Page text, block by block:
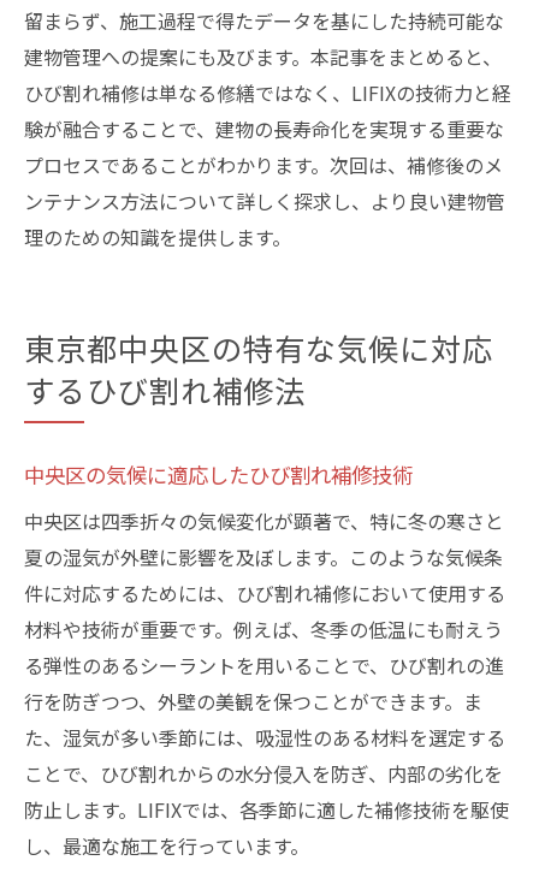
留まらず、施工過程で得たデータを基にした持続可能な
建物管理への提案にも及びます。本記事をまとめると、
ひび割れ補修は単なる修繕ではなく、LIFIXの技術力と経
験が融合することで、建物の長寿命化を実現する重要な
プロセスであることがわかります。次回は、補修後のメ
ンテナンス方法について詳しく探求し、より良い建物管
理のための知識を提供します。
東京都中央区の特有な気候に対応
するひび割れ補修法
中央区の気候に適応したひび割れ補修技術
中央区は四季折々の気候変化が顕著で、特に冬の寒さと
夏の湿気が外壁に影響を及ぼします。このような気候条
件に対応するためには、ひび割れ補修において使用する
材料や技術が重要です。例えば、冬季の低温にも耐えう
る弾性のあるシーラントを用いることで、ひび割れの進
行を防ぎつつ、外壁の美観を保つことができます。ま
た、湿気が多い季節には、吸湿性のある材料を選定する
ことで、ひび割れからの水分侵入を防ぎ、内部の劣化を
防止します。LIFIXでは、各季節に適した補修技術を駆使
し、最適な施工を行っています。